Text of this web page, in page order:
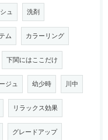
ュ 洗剤
ム カラーリング
下関にはここだけ
ジュ 幼少時 川中
リラックス効果
グレードアップ